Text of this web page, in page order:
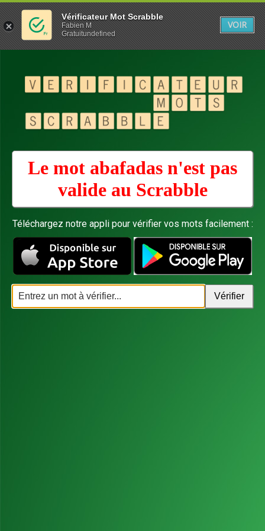
Le mot abafadas n'est pas
valide au Scrabble
Téléchargez notre appli pour vérifier vos mots facilement :
Vérificateur Mot Scrabble
Fabien M
Gratuitundefined
VOIR